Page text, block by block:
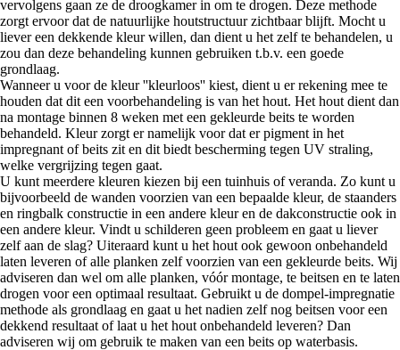
vervolgens gaan ze de droogkamer in om te drogen. Deze methode
zorgt ervoor dat de natuurlijke houtstructuur zichtbaar blijft. Mocht u
liever een dekkende kleur willen, dan dient u het zelf te behandelen, u
zou dan deze behandeling kunnen gebruiken t.b.v. een goede
grondlaag.
Wanneer u voor de kleur ''kleurloos'' kiest, dient u er rekening mee te
houden dat dit een voorbehandeling is van het hout. Het hout dient dan
na montage binnen 8 weken met een gekleurde beits te worden
behandeld. Kleur zorgt er namelijk voor dat er pigment in het
impregnant of beits zit en dit biedt bescherming tegen UV straling,
welke vergrijzing tegen gaat.
U kunt meerdere kleuren kiezen bij een tuinhuis of veranda. Zo kunt u
bijvoorbeeld de wanden voorzien van een bepaalde kleur, de staanders
en ringbalk constructie in een andere kleur en de dakconstructie ook in
een andere kleur. Vindt u schilderen geen probleem en gaat u liever
zelf aan de slag? Uiteraard kunt u het hout ook gewoon onbehandeld
laten leveren of alle planken zelf voorzien van een gekleurde beits. Wij
adviseren dan wel om alle planken, vóór montage, te beitsen en te laten
drogen voor een optimaal resultaat. Gebruikt u de dompel-impregnatie
methode als grondlaag en gaat u het nadien zelf nog beitsen voor een
dekkend resultaat of laat u het hout onbehandeld leveren? Dan
adviseren wij om gebruik te maken van een beits op waterbasis.